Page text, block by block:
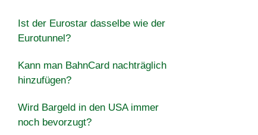
Ist der Eurostar dasselbe wie der
Eurotunnel?
Kann man BahnCard nachträglich
hinzufügen?
Wird Bargeld in den USA immer
noch bevorzugt?